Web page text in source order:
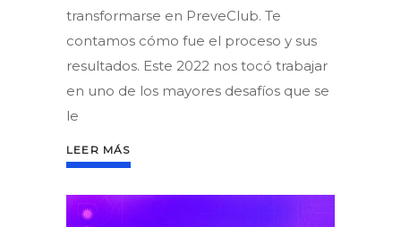
transformarse en PreveClub. Te
contamos cómo fue el proceso y sus
resultados. Este 2022 nos tocó trabajar
en uno de los mayores desafíos que se
le
LEER MÁS